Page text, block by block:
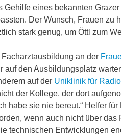
eines bekannten
Der Wunsch, Frauen zu
stark genug, um Öttl zum
an der
auf den Ausbildungsplatz
auf der Uniklinik für
der Kollege, der dort
habe sie nie bereut.“ Helfer
wenn auch nicht über
technischen Entwicklungen